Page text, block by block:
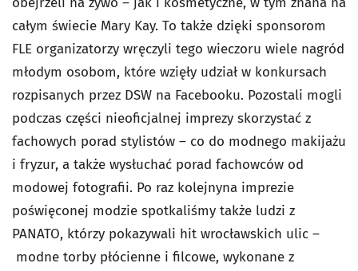
całym świecie Mary Kay. To także dzięki sponsorom
FLE organizatorzy wręczyli tego wieczoru wiele nagród
młodym osobom, które wzięły udział w konkursach
rozpisanych przez DSW na Facebooku. Pozostali mogli
podczas części nieoficjalnej imprezy skorzystać z
fachowych porad stylistów – co do modnego makijażu
i fryzur, a także wysłuchać porad fachowców od
modowej fotografii. Po raz kolejnyna imprezie
poświęconej modzie spotkaliśmy także ludzi z
PANATO, którzy pokazywali hit wrocławskich ulic –
modne torby płócienne i filcowe, wykonane z